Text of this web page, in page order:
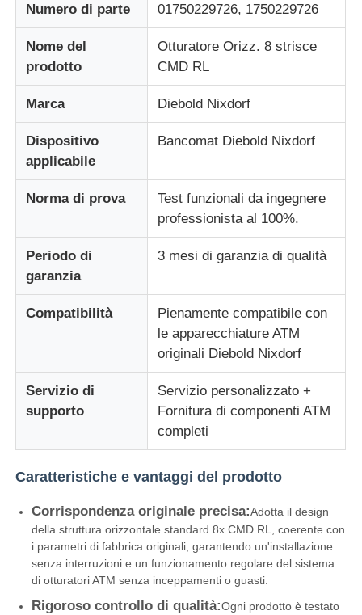
Casa
Prodotti
Video
Chi siamo
Contattaci
notizie
Tutti i casi
Richiedere un preventivo
Numero di parte 01750229726, 1750229726
Nome del
prodotto
Otturatore Orizz. 8 strisce
CMD RL
Marca Diebold Nixdorf
Dispositivo
applicabile
Bancomat Diebold Nixdorf
Norma di prova
Test funzionali da ingegnere
professionista al 100%.
Periodo di
garanzia
3 mesi di garanzia di qualità
Compatibilità
Pienamente compatibile con
le apparecchiature ATM
originali Diebold Nixdorf
Servizio di
supporto
Servizio personalizzato +
Fornitura di componenti ATM
completi
Caratteristiche e vantaggi del prodotto
Corrispondenza originale precisa:Adotta il design
della struttura orizzontale standard 8x CMD RL, coerente con
i parametri di fabbrica originali, garantendo un'installazione
senza interruzioni e un funzionamento regolare del sistema
di otturatori ATM senza inceppamenti o guasti.
Rigoroso controllo di qualità:Ogni prodotto è testato